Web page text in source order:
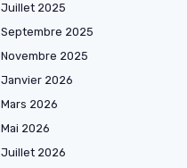
Juillet 2025
Septembre 2025
Novembre 2025
Janvier 2026
Mars 2026
Mai 2026
Juillet 2026